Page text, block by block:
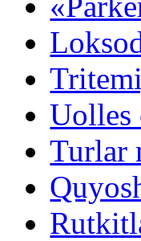
Uolles
Turlar